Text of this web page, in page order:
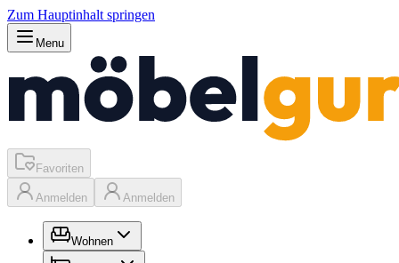
Zum Hauptinhalt springen
Menu
Favoriten
Anmelden Anmelden
Wohnen